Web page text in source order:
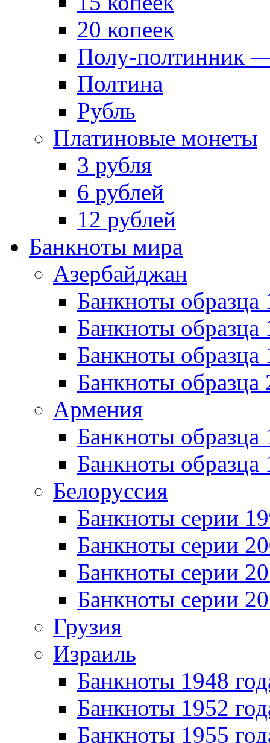
20 копеек
Полу-полтинник
Полтина
Рубль
Платиновые монеты
3 рубля
6 рублей
12 рублей
Банкноты мира
Азербайджан
Банкноты образца
Банкноты образца
Банкноты
Банкноты образца
Армения
Банкноты образца
Банкноты образца
Белоруссия
Банкноты серии
Банкноты серии
Банкноты серии
Банкноты серии
Грузия
Израиль
Банкноты 1948
Банкноты 1952
Банкноты 1955